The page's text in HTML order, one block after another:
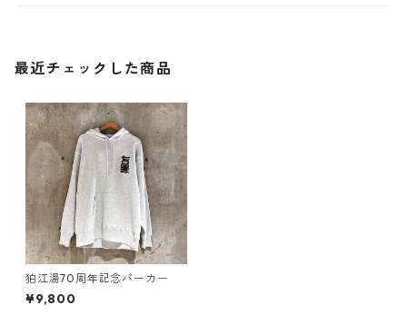
最近チェックした商品
狛江湯70周年記念パーカー
¥9,800